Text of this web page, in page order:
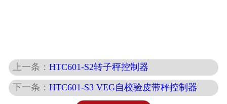
上一条：HTC601-S2转子秤控制器
下一条：HTC601-S3 VEG自校验皮带秤控制器